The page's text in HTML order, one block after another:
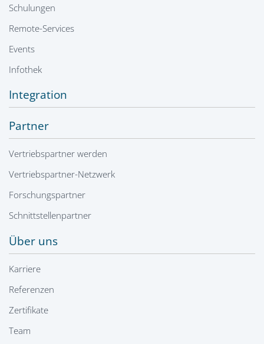
Schulungen
Remote-Services
Events
Infothek
Integration
Partner
Vertriebspartner werden
Vertriebspartner-Netzwerk
Forschungspartner
Schnittstellenpartner
Über uns
Karriere
Referenzen
Zertifikate
Team